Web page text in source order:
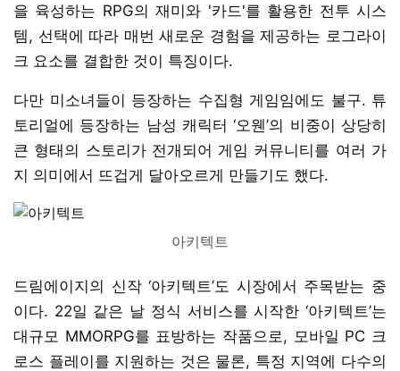
을 육성하는 RPG의 재미와 '카드'를 활용한 전투 시스
템, 선택에 따라 매번 새로운 경험을 제공하는 로그라이
크 요소를 결합한 것이 특징이다.
다만 미소녀들이 등장하는 수집형 게임임에도 불구. 튜
토리얼에 등장하는 남성 캐릭터 ‘오웬’의 비중이 상당히
큰 형태의 스토리가 전개되어 게임 커뮤니티를 여러 가
지 의미에서 뜨겁게 달아오르게 만들기도 했다.
아키텍트
드림에이지의 신작 ‘아키텍트’도 시장에서 주목받는 중
이다. 22일 같은 날 정식 서비스를 시작한 ‘아키텍트’는
대규모 MMORPG를 표방하는 작품으로, 모바일 PC 크
로스 플레이를 지원하는 것은 물론, 특정 지역에 다수의